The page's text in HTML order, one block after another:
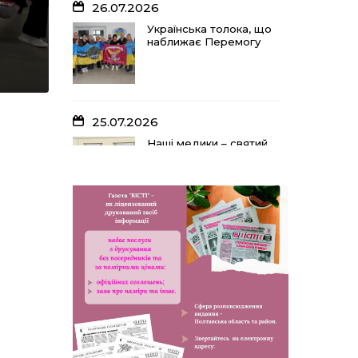
26.07.2026
Українська толока, що
наближає Перемогу
25.07.2026
Наші медики – святий
24.07.2026
Попри примхи погоди
– з вірою в урожай: як
жнивують на полях
ПП «імені Калашника»
23.07.2026